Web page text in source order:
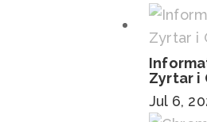
Zyrtar i
Jul 6,